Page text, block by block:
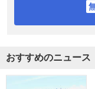
おすすめのニュース